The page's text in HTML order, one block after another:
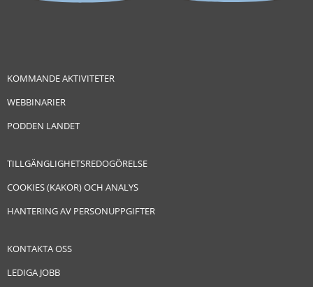
KOMMANDE AKTIVITETER
WEBBINARIER
PODDEN LANDET
TILLGÄNGLIGHETSREDOGÖRELSE
COOKIES (KAKOR) OCH ANALYS
HANTERING AV PERSONUPPGIFTER
KONTAKTA OSS
LEDIGA JOBB